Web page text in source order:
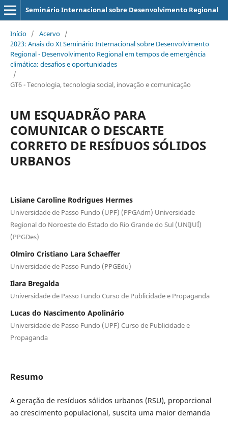
Seminário Internacional sobre Desenvolvimento Regional
Início / Acervo /
2023: Anais do XI Seminário Internacional sobre Desenvolvimento
Regional - Desenvolvimento Regional em tempos de emergência
climática: desafios e oportunidades
/
GT6 - Tecnologia, tecnologia social, inovação e comunicação
UM ESQUADRÃO PARA
COMUNICAR O DESCARTE
CORRETO DE RESÍDUOS SÓLIDOS
URBANOS
Lisiane Caroline Rodrigues Hermes
Universidade de Passo Fundo (UPF) (PPGAdm) Universidade
Regional do Noroeste do Estado do Rio Grande do Sul (UNIJUÍ)
(PPGDes)
Olmiro Cristiano Lara Schaeffer
Universidade de Passo Fundo (PPGEdu)
Ilara Bregalda
Universidade de Passo Fundo Curso de Publicidade e Propaganda
Lucas do Nascimento Apolinário
Universidade de Passo Fundo (UPF) Curso de Publicidade e
Propaganda
Resumo
A geração de resíduos sólidos urbanos (RSU), proporcional
ao crescimento populacional, suscita uma maior demanda